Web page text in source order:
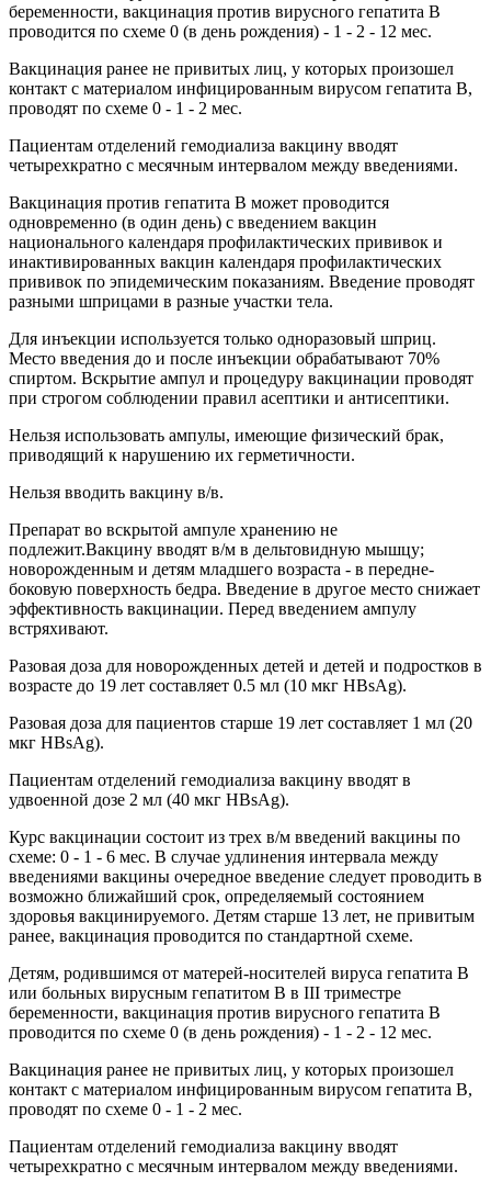
беременности, вакцинация против вирусного гепатита В
проводится по схеме 0 (в день рождения) - 1 - 2 - 12 мес.
Вакцинация ранее не привитых лиц, у которых произошел
контакт с материалом инфицированным вирусом гепатита В,
проводят по схеме 0 - 1 - 2 мес.
Пациентам отделений гемодиализа вакцину вводят
четырехкратно с месячным интервалом между введениями.
Вакцинация против гепатита В может проводится
одновременно (в один день) с введением вакцин
национального календаря профилактических прививок и
инактивированных вакцин календаря профилактических
прививок по эпидемическим показаниям. Введение проводят
разными шприцами в разные участки тела.
Для инъекции используется только одноразовый шприц.
Место введения до и после инъекции обрабатывают 70%
спиртом. Вскрытие ампул и процедуру вакцинации проводят
при строгом соблюдении правил асептики и антисептики.
Нельзя использовать ампулы, имеющие физический брак,
приводящий к нарушению их герметичности.
Нельзя вводить вакцину в/в.
Препарат во вскрытой ампуле хранению не
подлежит.Вакцину вводят в/м в дельтовидную мышцу;
новорожденным и детям младшего возраста - в передне-
боковую поверхность бедра. Введение в другое место снижает
эффективность вакцинации. Перед введением ампулу
встряхивают.
Разовая доза для новорожденных детей и детей и подростков в
возрасте до 19 лет составляет 0.5 мл (10 мкг HBsAg).
Разовая доза для пациентов старше 19 лет составляет 1 мл (20
мкг HBsAg).
Пациентам отделений гемодиализа вакцину вводят в
удвоенной дозе 2 мл (40 мкг HBsAg).
Курс вакцинации состоит из трех в/м введений вакцины по
схеме: 0 - 1 - 6 мес. В случае удлинения интервала между
введениями вакцины очередное введение следует проводить в
возможно ближайший срок, определяемый состоянием
здоровья вакцинируемого. Детям старше 13 лет, не привитым
ранее, вакцинация проводится по стандартной схеме.
Детям, родившимся от матерей-носителей вируса гепатита В
или больных вирусным гепатитом В в III триместре
беременности, вакцинация против вирусного гепатита В
проводится по схеме 0 (в день рождения) - 1 - 2 - 12 мес.
Вакцинация ранее не привитых лиц, у которых произошел
контакт с материалом инфицированным вирусом гепатита В,
проводят по схеме 0 - 1 - 2 мес.
Пациентам отделений гемодиализа вакцину вводят
четырехкратно с месячным интервалом между введениями.